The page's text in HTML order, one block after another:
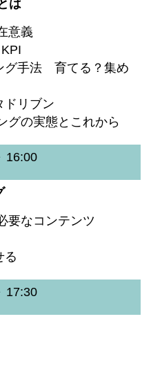
は
意義
グ手法 育てる？集め
ドリブン
グの実態とこれから
16:00
要なコンテンツ
る
17:30